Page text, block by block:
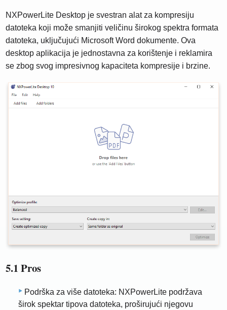
NXPowerLite Desktop je svestran alat za kompresiju
datoteka koji može smanjiti veličinu širokog spektra formata
datoteka, uključujući Microsoft Word dokumente. Ova
desktop aplikacija je jednostavna za korištenje i reklamira
se zbog svog impresivnog kapaciteta kompresije i brzine.
5.1 Pros
Podrška za više datoteka: NXPowerLite podržava
širok spektar tipova datoteka, proširujući njegovu